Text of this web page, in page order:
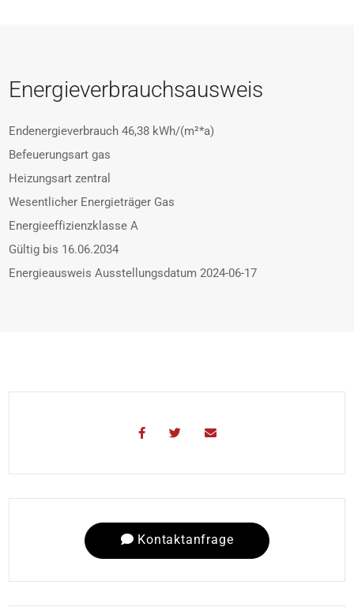
Energieverbrauchsausweis
Endenergieverbrauch 46,38 kWh/(m²*a)
Befeuerungsart gas
Heizungsart zentral
Wesentlicher Energieträger Gas
Energieeffizienzklasse A
Gültig bis 16.06.2034
Energieausweis Ausstellungsdatum 2024-06-17
Kontaktanfrage